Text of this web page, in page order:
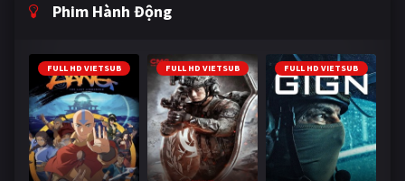
Phim Hành Động
FULL HD VIETSUB FULL HD VIETSUB FULL HD VIETSUB